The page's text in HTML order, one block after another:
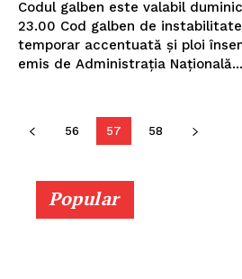
Codul galben este valabil
23.00 Cod galben de instabilitate atmosferică
temporar accentuată şi ploi
emis de Administraţia Naţională...
56 57 58
Popular